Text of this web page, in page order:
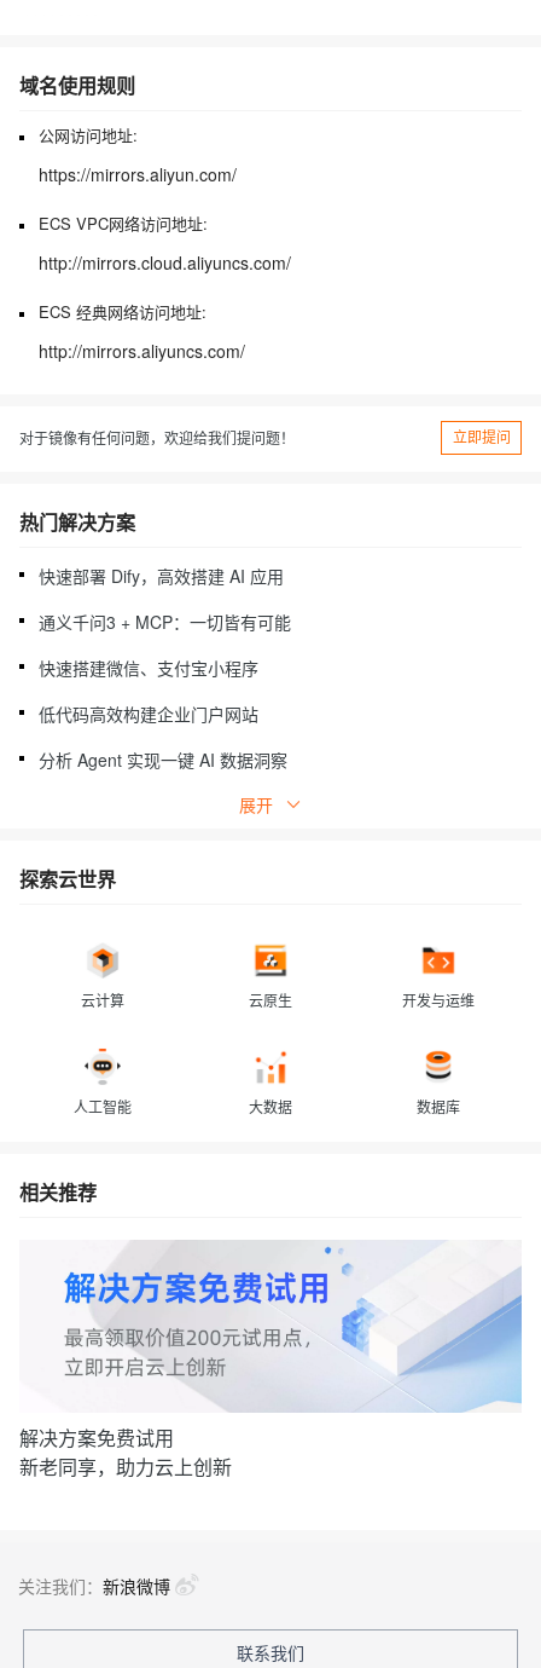
域名使用规则
公网访问地址:
https://mirrors.aliyun.com/
ECS VPC网络访问地址:
http://mirrors.cloud.aliyuncs.com/
ECS 经典网络访问地址:
http://mirrors.aliyuncs.com/
对于镜像有任何问题，欢迎给我们提问题！ 立即提问
热门解决方案
快速部署 Dify，高效搭建 AI 应用
通义千问3 + MCP：一切皆有可能
快速搭建微信、支付宝小程序
低代码高效构建企业门户网站
分析 Agent 实现一键 AI 数据洞察
AI建站：用Bolt.diy一句话生成网站
告别手动操作，让AI知识库自动更新
基于 Supabase 高效构建轻量级应用
多源数据下的企业 AI 助手实践
展开
探索云世界
云计算 云原生 开发与运维
人工智能 大数据 数据库
相关推荐
解决方案免费试用
新老同享，助力云上创新
关注我们： 新浪微博
联系我们